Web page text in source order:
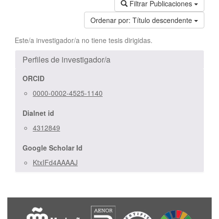
Filtrar Publicaciones
Ordenar por: Título descendente
Este/a investigador/a no tiene tesis dirigidas.
Perfiles de investigador/a
ORCID
0000-0002-4525-1140
Dialnet id
4312849
Google Scholar Id
KtxIFd4AAAAJ